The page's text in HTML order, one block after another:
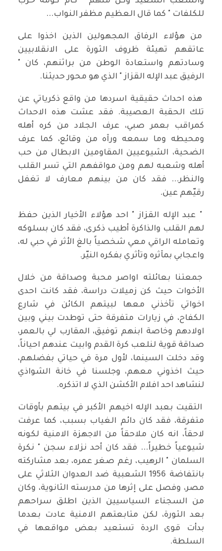
للكلفات " كما قال العظيم مظفر النواب...
من هؤلاء الرفاق المجهولين الذين اخذوا على
عاتقهم تهيئة ظروف الثورة على الانقلابيين
وسادتهم واستعادة الوطن من براثنهم، كان "
الرفيق عبد الإله القزاز " الذي هو محور حديثنا.
هذه احداث حقيقية اسردها من واقع ذكرياتي عن
تلك الحقبة العصيبة. فقد عشت هذه الاحداث
كمراقب بعمر صبي، عرف الجلاد من كره أهله
ومحيطه وما سمعه ورآه من وقائع، كما عرف
الضحية، الشيوعيين المقاومين الابطال من حب
أهله وشعبه لهم ومن مواقفهم التي تسر القلب
والنظر... فقد كان من بينهم معارف لا تغفل
رقيّهم عين.
" عبد الإله القزاز " احد هؤلاء الأخيار الذين حفظ
لهم القلب والذاكرة أطيب ذكرى، فقد كان بسلوكه
وتعامله الراقي معي شخصياً بالغ الأثر في حبي له،
واعجابي بمآثره وتأثري بفكره النيّر.
جمعتنا بعائلته اواصر محبة وصداقة من خلال
الأخوات حيث كن زميلات دراسة، فقد كانت احدى
اخواتي تأخذني معها لبيتهم الكائن في شارع
الكفاح، في زيارات متفرقة حتى توطدت بيني وبين
اولادهم وخاصة ابنهم توفيق، المقارب لي بالعمر،
صداقة قوية لنلعب كرة القدم وابيت عندهم احياناً،
وقد دخلت السينما، لأول مرة في حياتي بفضلهم،
حيث اخذوني معهم، وجلسنا في خانة الشواذي
لنشاهد احد افلام الأكشن الذي لا اتذكره.
التقيت بعبد الإله اخيهم الأكبر في بيتهم بأوقات
متفرقة، فقد كان دائم الغياب بسبب، كما عرفت
لاحقاً، انه كان ملاحقاً من الاجهزة الامنية لكونه
شيوعياً خطيراً... فقد كان أحد نزلاء سجن " نكرة
السلمان " الرهيب، رغم صغر عمره، بعد مشاركته
بانتفاضة 1956 الشعبية ضد العدوان الثلاثي على
مصر، وفصل على إثرها من مدرسته الثانوية، وكان
من السجناء السياسيين الذين اطلق سراحهم
بعد الثورة، لكن متابعتهم الامنية عادت بعدما
بدأت قوى الردة تستعيد بعض مواقعها في
السلطة.